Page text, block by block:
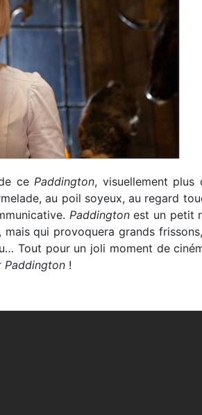
de cePaddington, visuellement plus
au poil soyeux, au regard
Paddingtonest un petit
qui provoquera grands
Tout pour un joli moment de
Paddington !